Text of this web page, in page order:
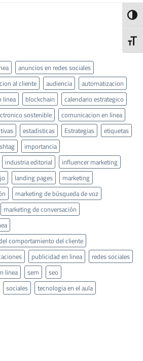
anuncios en redes sociales
al cliente audiencia
automatizacion
linea
blockchain
calendario estrategico
sostenible
comunicacion en linea
estadisticas Estrategias
etiquetas
importancia
industria editorial
influencer marketing
landing pages
marketing
marketing de búsqueda de voz
marketing de conversación
comportamiento del cliente
publicidad en linea
redes sociales
linea sem
seo
sociales
tecnologia en el aula